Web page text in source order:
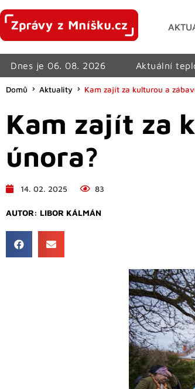
Dnes je 06. 08. 2026 Aktuální
Domů Aktuality Kam zajít za kulturou a
Kam zajít za
února?
14. 02. 2025 83
AUTOR: LIBOR KÁLMÁN